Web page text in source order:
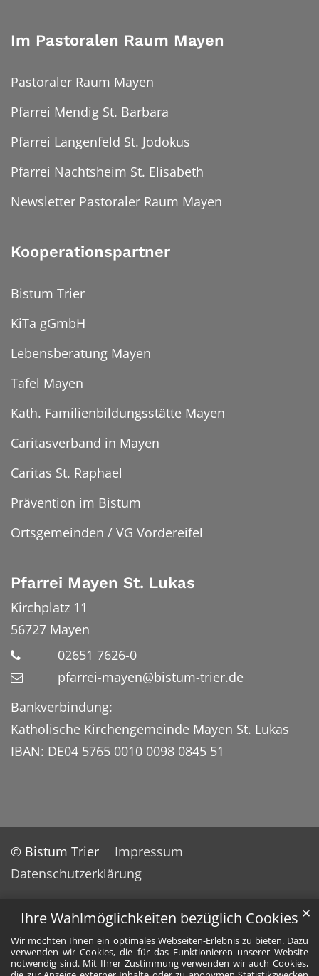
Ihre Wahlmöglichkeiten bezüglich Cookies
Wir möchten Ihnen ein optimales Webseiten-Erlebnis zu bieten. Dazu
verwenden wir Cookies, die für das Funktionieren unserer Website
notwendig sind. Mit Ihrer Zustimmung verwenden wir auch Cookies,
✕
Im Pastoralen Raum Mayen
Pastoraler Raum Mayen
Pfarrei Mendig St. Barbara
Pfarrei Langenfeld St. Jodokus
Pfarrei Nachtsheim St. Elisabeth
Newsletter Pastoraler Raum Mayen
Kooperationspartner
Bistum Trier
KiTa gGmbH
Lebensberatung Mayen
Tafel Mayen
Kath. Familienbildungsstätte Mayen
Caritasverband in Mayen
Caritas St. Raphael
Prävention im Bistum
Ortsgemeinden / VG Vordereifel
Pfarrei Mayen St. Lukas
Kirchplatz 11
56727 Mayen
02651 7626-0
pfarrei-mayen@bistum-trier.de
Bankverbindung:
Katholische Kirchengemeinde Mayen St. Lukas
IBAN: DE04 5765 0010 0098 0845 51
© Bistum Trier
Impressum
Datenschutzerklärung